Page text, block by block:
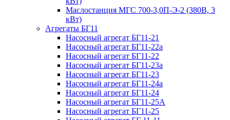
Маслостанция МГС 700-3,0П-Э-2 (380В, 3
кВт)
Агрегаты БГ11
Насосный агрегат БГ11-21
Насосный агрегат БГ11-22а
Насосный агрегат БГ11-22
Насосный агрегат БГ11-23а
Насосный агрегат БГ11-23
Насосный агрегат БГ11-24а
Насосный агрегат БГ11-24
Насосный агрегат БГ11-25А
Насосный агрегат БГ11-25